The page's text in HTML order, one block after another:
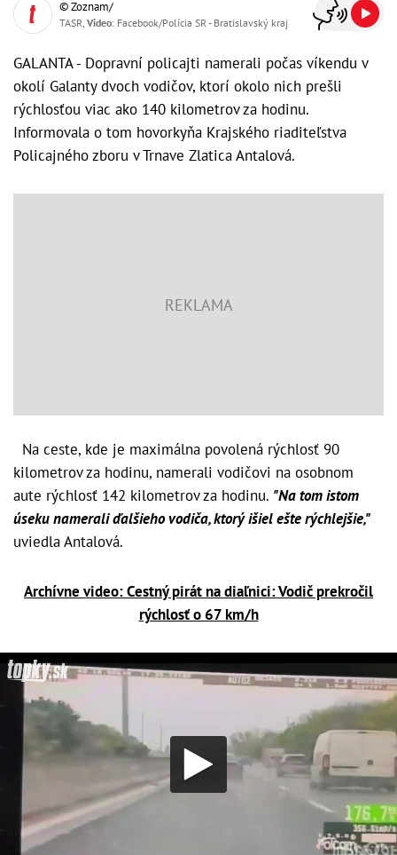
© Zoznam/
TASR, Video: Facebook/Polícia SR - Bratislavský kraj
GALANTA - Dopravní policajti namerali počas víkendu v
okolí Galanty dvoch vodičov, ktorí okolo nich prešli
rýchlosťou viac ako 140 kilometrov za hodinu.
Informovala o tom hovorkyňa Krajského riaditeľstva
Policajného zboru v Trnave Zlatica Antalová.
Na ceste, kde je maximálna povolená rýchlosť 90
kilometrov za hodinu, namerali vodičovi na osobnom
aute rýchlosť 142 kilometrov za hodinu. "Na tom istom
úseku namerali ďalšieho vodiča, ktorý išiel ešte rýchlejšie,"
uviedla Antalová.
Archívne video: Cestný pirát na diaľnici: Vodič prekročil
rýchlosť o 67 km/h